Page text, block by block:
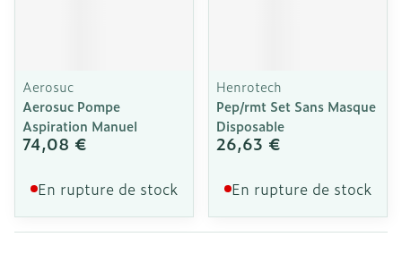
Aerosuc
Aerosuc Pompe
Aspiration Manuel
74,08 €
En rupture de stock
Henrotech
Pep/rmt Set Sans Masque
Disposable
26,63 €
En rupture de stock